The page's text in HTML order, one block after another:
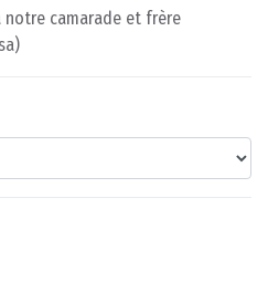
à notre camarade et frère